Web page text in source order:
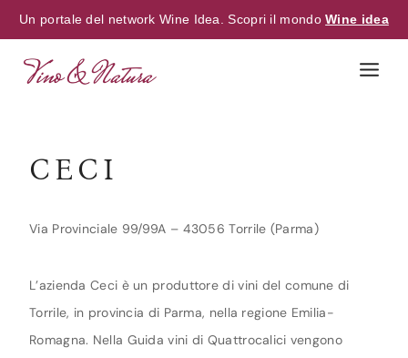
Un portale del network Wine Idea. Scopri il mondoWine idea
CECI
Via Provinciale 99/99A – 43056 Torrile (Parma)
L’azienda Ceci è un produttore di vini del comune di
Torrile, in provincia di Parma, nella regione Emilia-
Romagna. Nella Guida vini di Quattrocalici vengono